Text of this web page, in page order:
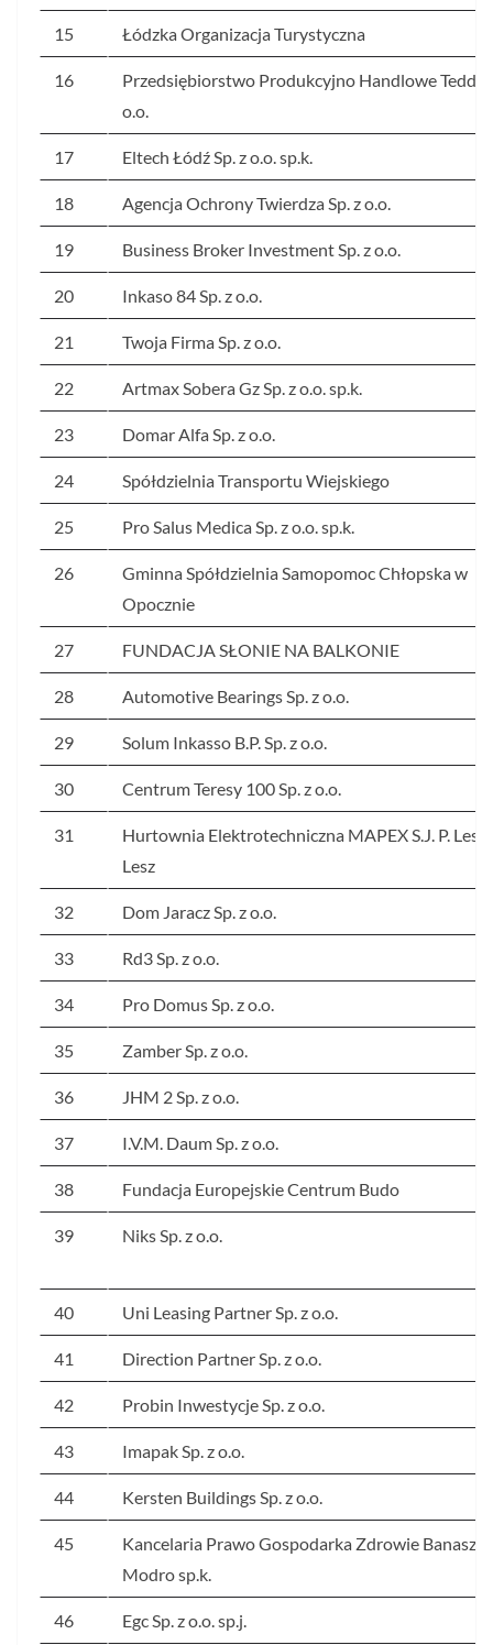
15 Łódzka Organizacja Turystyczna
16
Przedsiębiorstwo Produkcyjno Handlowe Teddy
o.o.
17 Eltech Łódź Sp. z o.o. sp.k.
18 Agencja Ochrony Twierdza Sp. z o.o.
19 Business Broker Investment Sp. z o.o.
20 Inkaso 84 Sp. z o.o.
21 Twoja Firma Sp. z o.o.
22 Artmax Sobera Gz Sp. z o.o. sp.k.
23 Domar Alfa Sp. z o.o.
24 Spółdzielnia Transportu Wiejskiego
25 Pro Salus Medica Sp. z o.o. sp.k.
26
Gminna Spółdzielnia Samopomoc Chłopska w
Opocznie
27 FUNDACJA SŁONIE NA BALKONIE
28 Automotive Bearings Sp. z o.o.
29 Solum Inkasso B.P. Sp. z o.o.
30 Centrum Teresy 100 Sp. z o.o.
31
Hurtownia Elektrotechniczna MAPEX S.J. P. Lesz,
Lesz
32 Dom Jaracz Sp. z o.o.
33 Rd3 Sp. z o.o.
34 Pro Domus Sp. z o.o.
35 Zamber Sp. z o.o.
36 JHM 2 Sp. z o.o.
37 I.V.M. Daum Sp. z o.o.
38 Fundacja Europejskie Centrum Budo
39 Niks Sp. z o.o.
40 Uni Leasing Partner Sp. z o.o.
41 Direction Partner Sp. z o.o.
42 Probin Inwestycje Sp. z o.o.
43 Imapak Sp. z o.o.
44 Kersten Buildings Sp. z o.o.
45
Kancelaria Prawo Gospodarka Zdrowie
Modro sp.k.
46 Egc Sp. z o.o. sp.j.